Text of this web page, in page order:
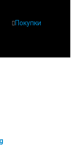
Покупки